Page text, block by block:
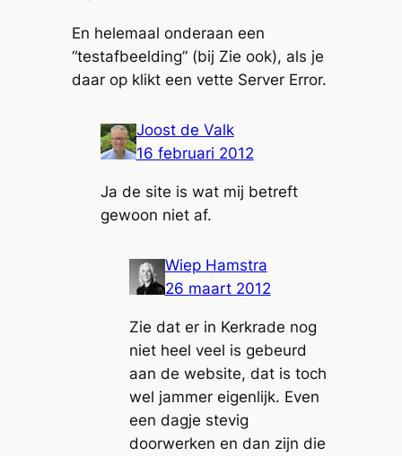
En helemaal onderaan een
“testafbeelding” (bij Zie ook), als je
daar op klikt een vette Server Error.
Joost de Valk
16 februari 2012
Ja de site is wat mij betreft
gewoon niet af.
Wiep Hamstra
26 maart 2012
Zie dat er in Kerkrade nog
niet heel veel is gebeurd
aan de website, dat is toch
wel jammer eigenlijk. Even
een dagje stevig
doorwerken en dan zijn die